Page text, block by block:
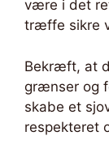
være i det
træffe sikre
Bekræft, at
grænser og
skabe et
respekteret